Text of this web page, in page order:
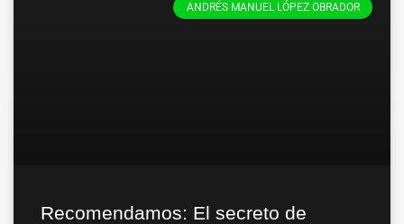
ANDRÉS MANUEL LÓPEZ OBRADOR
Recomendamos: El secreto de